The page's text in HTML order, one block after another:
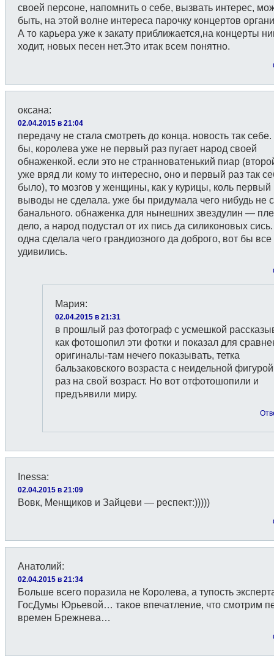
своей персоне, напомнить о себе, вызвать интерес,
быть, на этой волне интереса парочку концертов
А то карьера уже к закату приближается,на концерты
ходит, новых песен нет.Это итак всем понятно.
оксана:
02.04.2015 в 21:04
передачу не стала смотреть до конца. новость так
бы, королева уже не первый раз пугает народ своей
обнаженкой. если это не странноватенький пиар
уже вряд ли кому то интересно, оно и первый раз так
было), то мозгов у женщины, как у курицы, коль первый
выводы не сделала. уже бы придумала чего нибудь не
банального. обнаженка для нынешних звездулин —
дело, а народ подустал от их пись да силиконовых
одна сделала чего грандиозного да доброго, вот бы все
удивились.
Мария:
02.04.2015 в 21:31
в прошлый раз фотограф с усмешкой
как фотошопил эти фотки и показал для
оригиналы-там нечего показывать, тетка
бальзаковского возраста с неидельной
раз на свой возраст. Но вот отфотошопили и
предъявили миру.
Inessa:
02.04.2015 в 21:09
Вовк, Менщиков и Зайцеви — респект:)))))
Анатолий:
02.04.2015 в 21:34
Больше всего поразила не Королева, а тупость
ГосДумы Юрьевой… такое впечатление, что смотрим
времен Брежнева…